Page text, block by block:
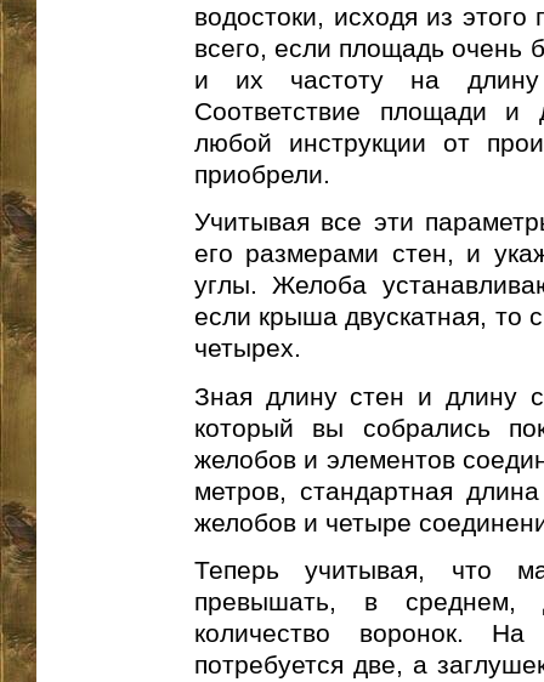
водостоки, исходя из
всего, если площадь очень
и их частоту на длину
Соответствие площади
любой инструкции от
приобрели.
Учитывая все эти
его размерами стен, и
углы. Желоба
если крыша двускатная, то
четырех.
Зная длину стен и длину
который вы собрались
желобов и элементов
метров, стандартная
желобов и четыре
Теперь учитывая, что
превышать, в среднем,
количество воронок.
потребуется две, а